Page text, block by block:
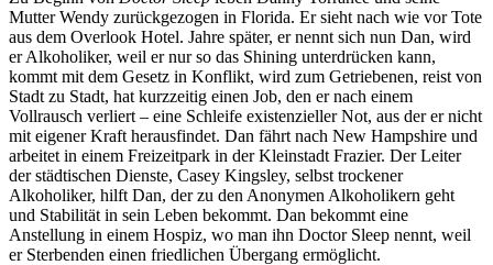
Mutter Wendy zurückgezogen in Florida. Er sieht nach wie vor Tote
aus dem Overlook Hotel. Jahre später, er nennt sich nun Dan, wird
er Alkoholiker, weil er nur so das Shining unterdrücken kann,
kommt mit dem Gesetz in Konflikt, wird zum Getriebenen, reist von
Stadt zu Stadt, hat kurzzeitig einen Job, den er nach einem
Vollrausch verliert – eine Schleife existenzieller Not, aus der er nicht
mit eigener Kraft herausfindet. Dan fährt nach New Hampshire und
arbeitet in einem Freizeitpark in der Kleinstadt Frazier. Der Leiter
der städtischen Dienste, Casey Kingsley, selbst trockener
Alkoholiker, hilft Dan, der zu den Anonymen Alkoholikern geht
und Stabilität in sein Leben bekommt. Dan bekommt eine
Anstellung in einem Hospiz, wo man ihn Doctor Sleep nennt, weil
er Sterbenden einen friedlichen Übergang ermöglicht.